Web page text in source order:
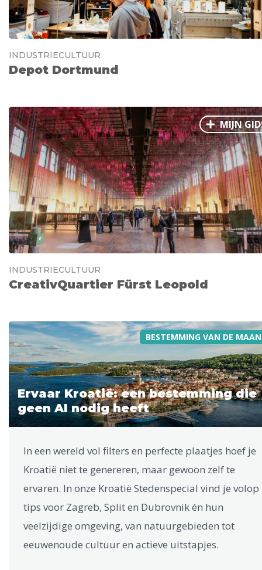
INDUSTRIECULTUUR
Depot Dortmund
MIJN
INDUSTRIECULTUUR
CreativQuartier Fürst Leopold
BESTEMMING VAN DE
Ervaar Kroatië: een bestemming die
geen AI nodig heeft
In een wereld vol filters en perfecte plaatjes hoef je
Kroatië niet te genereren, maar gewoon zelf te
ervaren. In onze Kroatië Stedenspecial vind je volop
tips voor Zagreb, Split en Dubrovnik én hun
veelzijdige omgeving, van natuurgebieden tot
eeuwenoude cultuur en actieve uitstapjes.